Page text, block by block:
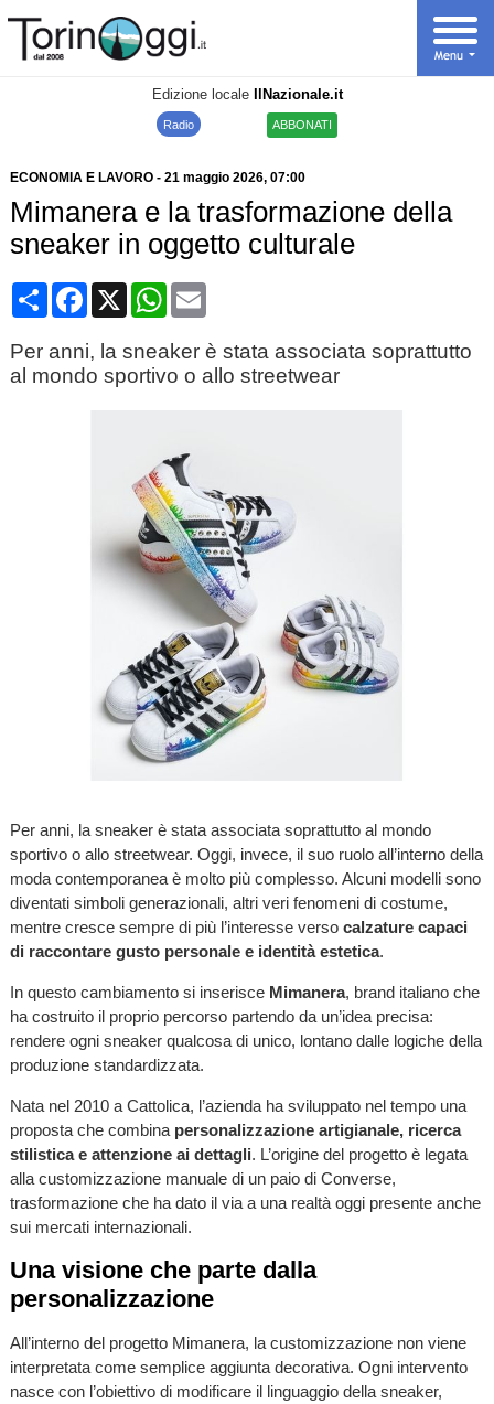
Edizione locale IlNazionale.it
Radio ABBONATI
ECONOMIA E LAVORO- 21 maggio 2026, 07:00
Mimanera e la trasformazione della
sneaker in oggetto culturale
CondividiFacebook
X WhatsApp
Email
Per anni, la sneaker è stata associata soprattutto
al mondo sportivo o allo streetwear
Per anni, la sneaker è stata associata soprattutto al mondo
sportivo o allo streetwear. Oggi, invece, il suo ruolo all’interno della
moda contemporanea è molto più complesso. Alcuni modelli sono
diventati simboli generazionali, altri veri fenomeni di costume,
mentre cresce sempre di più l’interesse verso calzature capaci
di raccontare gusto personale e identità estetica.
In questo cambiamento si inserisce Mimanera, brand italiano che
ha costruito il proprio percorso partendo da un’idea precisa:
rendere ogni sneaker qualcosa di unico, lontano dalle logiche della
produzione standardizzata.
Nata nel 2010 a Cattolica, l’azienda ha sviluppato nel tempo una
proposta che combina personalizzazione artigianale, ricerca
stilistica e attenzione ai dettagli. L’origine del progetto è legata
alla customizzazione manuale di un paio di Converse,
trasformazione che ha dato il via a una realtà oggi presente anche
sui mercati internazionali.
Una visione che parte dalla
personalizzazione
All’interno del progetto Mimanera, la customizzazione non viene
interpretata come semplice aggiunta decorativa. Ogni intervento
nasce con l’obiettivo di modificare il linguaggio della sneaker,